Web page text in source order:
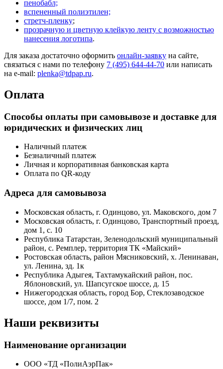
пенобабл;
вспененный полиэтилен;
стретч-пленку;
прозрачную и цветную клейкую ленту с возможностью
нанесения логотипа.
Для заказа достаточно оформить онлайн-заявку на сайте,
связаться с нами по телефону 7 (495) 644-44-70 или написать
на e-mail: plenka@tdpap.ru.
Оплата
Способы оплаты при самовывозе и доставке для
юридических и физических лиц
Наличный платеж
Безналичный платеж
Личная и корпоративная банковская карта
Оплата по QR-коду
Адреса для самовывоза
Московская область, г. Одинцово, ул. Маковского, дом 7
Московская область, г. Одинцово, Транспортный проезд,
дом 1, с. 10
Республика Татарстан, Зеленодольский муниципальный
район, с. Ремплер, территория ТК «Майский»
Ростовская область, район Мясниковский, х. Ленинаван,
ул. Ленина, зд. 1к
Республика Адыгея, Тахтамукайский район, пос.
Яблоновский, ул. Шапсугское шоссе, д. 15
Нижегородская область, город Бор, Стеклозаводское
шоссе, дом 1/7, пом. 2
Наши реквизиты
Наименование организации
ООО «ТД «ПолиАэрПак»